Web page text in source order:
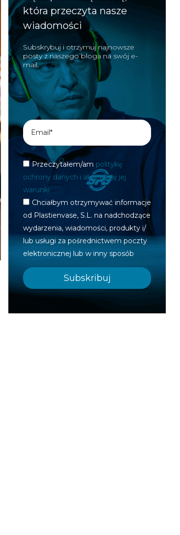
która przeczyta nasze
wiadomości
Subskrybuj i otrzymuj najnowsze
posty z naszego bloga na swój e-
mail.
Przeczytałem/am politykę
ochrony danych i akceptuję jej
warunki
Chciałbym otrzymywać informacje
od Plastienvase, S.L. na nadchodzące
wydarzenia, wiadomości, produkty i/
lub usługi za pośrednictwem poczty
elektronicznej lub w inny sposób